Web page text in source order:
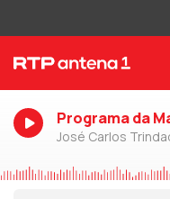
Programa da
José Carlos